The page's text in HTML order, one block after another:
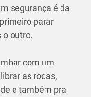
segurança é da
parar
o outro.
com um
as rodas,
e também pra